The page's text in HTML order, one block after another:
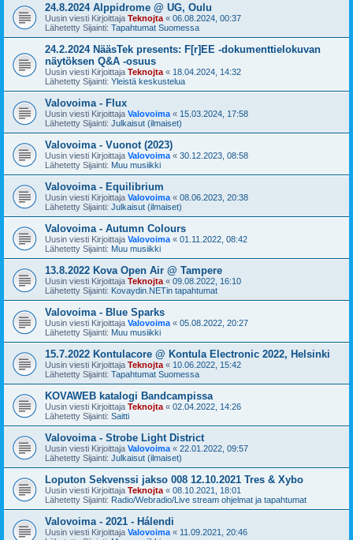
24.8.2024 Alppidrome @ UG, Oulu
Uusin viesti Kirjoittaja Teknojta « 06.08.2024, 00:37
Lähetetty Sijainti: Tapahtumat Suomessa
24.2.2024 NääsTek presents: F[r]EE -dokumenttielokuvan
näytöksen Q&A -osuus
Uusin viesti Kirjoittaja Teknojta « 18.04.2024, 14:32
Lähetetty Sijainti: Yleistä keskustelua
Valovoima - Flux
Uusin viesti Kirjoittaja Valovoima « 15.03.2024, 17:58
Lähetetty Sijainti: Julkaisut (ilmaiset)
Valovoima - Vuonot (2023)
Uusin viesti Kirjoittaja Valovoima « 30.12.2023, 08:58
Lähetetty Sijainti: Muu musiikki
Valovoima - Equilibrium
Uusin viesti Kirjoittaja Valovoima « 08.06.2023, 20:38
Lähetetty Sijainti: Julkaisut (ilmaiset)
Valovoima - Autumn Colours
Uusin viesti Kirjoittaja Valovoima « 01.11.2022, 08:42
Lähetetty Sijainti: Muu musiikki
13.8.2022 Kova Open Air @ Tampere
Uusin viesti Kirjoittaja Teknojta « 09.08.2022, 16:10
Lähetetty Sijainti: Kovaydin.NETin tapahtumat
Valovoima - Blue Sparks
Uusin viesti Kirjoittaja Valovoima « 05.08.2022, 20:27
Lähetetty Sijainti: Muu musiikki
15.7.2022 Kontulacore @ Kontula Electronic 2022, Helsinki
Uusin viesti Kirjoittaja Teknojta « 10.06.2022, 15:42
Lähetetty Sijainti: Tapahtumat Suomessa
KOVAWEB katalogi Bandcampissa
Uusin viesti Kirjoittaja Teknojta « 02.04.2022, 14:26
Lähetetty Sijainti: Saitti
Valovoima - Strobe Light District
Uusin viesti Kirjoittaja Valovoima « 22.01.2022, 09:57
Lähetetty Sijainti: Julkaisut (ilmaiset)
Loputon Sekvenssi jakso 008 12.10.2021 Tres & Xybo
Uusin viesti Kirjoittaja Teknojta « 08.10.2021, 18:01
Lähetetty Sijainti: Radio/Webradio/Live stream ohjelmat ja tapahtumat
Valovoima - 2021 - Hálendi
Uusin viesti Kirjoittaja Valovoima « 11.09.2021, 20:46